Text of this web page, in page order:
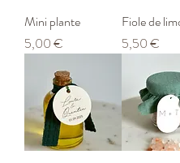
Mini plante
Prix
5,00 €
Fiole de
Prix
5,50 €